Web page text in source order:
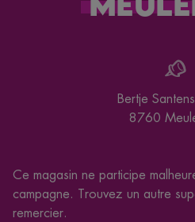
Bertje
8760
Ce magasin ne participe
campagne. Trouvez un autre
remercier.